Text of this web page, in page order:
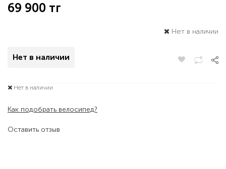
Оставить отзыв
69 900 тг
Нет в наличии
Нет в наличии
Нет в наличии
Как подобрать велосипед?